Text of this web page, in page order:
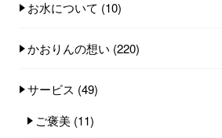
お水について (10)
かおりんの想い (220)
サービス (49)
ご褒美 (11)